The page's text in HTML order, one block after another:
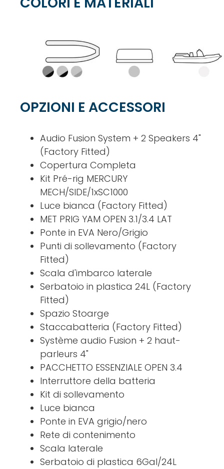
OPZIONI E ACCESSORI
Audio Fusion System + 2 Speakers 4"
(Factory Fitted)
Copertura Completa
Kit Pré-rig MERCURY
MECH/SIDE/1xSC1000
Luce bianca (Factory Fitted)
MET PRIG YAM OPEN 3.1/3.4 LAT
Ponte in EVA Nero/Grigio
Punti di sollevamento (Factory
Fitted)
Scala d'imbarco laterale
Serbatoio in plastica 24L (Factory
Fitted)
Spazio Stoarge
Staccabatteria (Factory Fitted)
Système audio Fusion + 2 haut-
parleurs 4"
PACCHETTO ESSENZIALE OPEN 3.4
Interruttore della batteria
Kit di sollevamento
Luce bianca
Ponte in EVA grigio/nero
Rete di contenimento
Scala laterale
Serbatoio di plastica 6Gal/24L